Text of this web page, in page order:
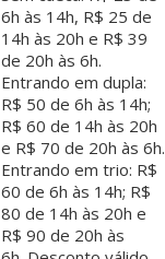
6h às 14h, R$ 25 de
14h às 20h e R$ 39
de 20h às 6h.
Entrando em dupla:
R$ 50 de 6h às 14h;
R$ 60 de 14h às 20h
e R$ 70 de 20h às 6h.
Entrando em trio: R$
60 de 6h às 14h; R$
80 de 14h às 20h e
R$ 90 de 20h às